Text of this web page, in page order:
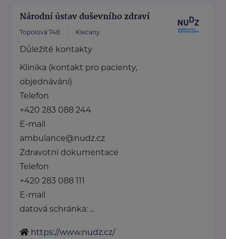
Národní ústav duševního zdraví
Topolová 748 Klecany
Důležité kontakty
Klinika (kontakt pro pacienty,
objednávání)
Telefon
+420 283 088 244
E-mail
ambulance@nudz.cz
Zdravotní dokumentace
Telefon
+420 283 088 111
E-mail
datová schránka: ...
https://www.nudz.cz/